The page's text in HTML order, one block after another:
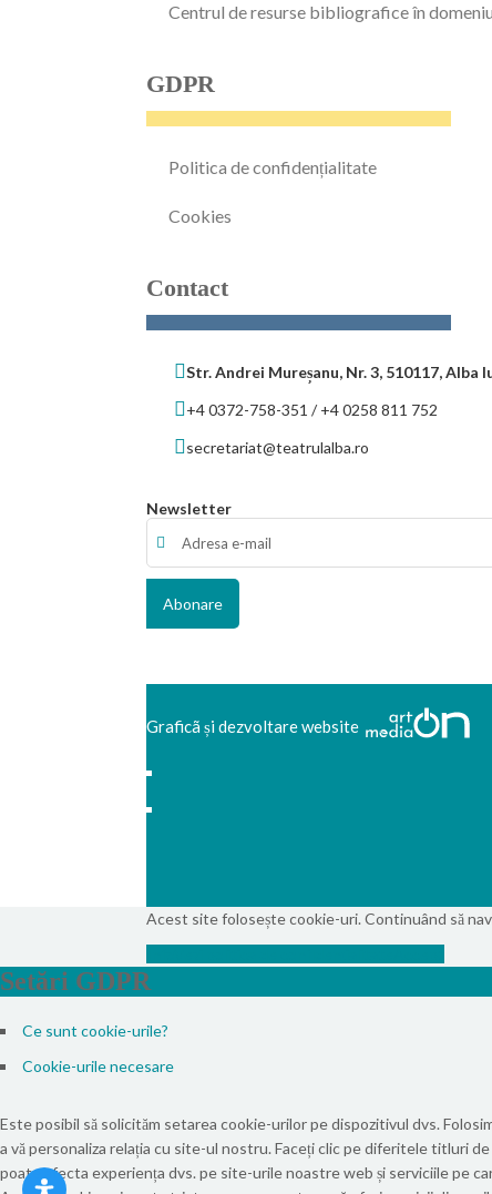
Centrul de resurse bibliografice în
GDPR
Politica de confidențialitate
Cookies
Contact
Str. Andrei Mureșanu, Nr. 3, 510117, Alba
+4 0372-758-351 / +4 0258 811 752
secretariat@teatrulalba.ro
Newsletter
Graficã și dezvoltare website
Acest site folosește cookie-uri. Continuând să
Setări GDPR
Ce sunt cookie-urile?
Cookie-urile necesare
Este posibil să solicităm setarea cookie-urilor pe dispozitivul dvs.
a vă personaliza relația cu site-ul nostru. Faceți clic pe diferitele titluri
poate afecta experiența dvs. pe site-urile noastre web și serviciile pe